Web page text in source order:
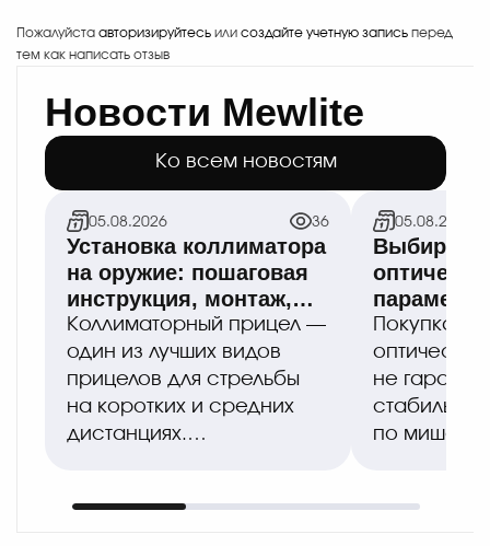
Пожалуйста авторизируйтесь или создайте учетную запись перед
тем как написать отзыв
Новости Mewlite
Ко всем новостям
05.08.2026 36
Установка коллиматора
на оружие: пошаговая
инструкция, монтаж,
пристрелка
Коллиматорный прицел —
один из лучших видов
прицелов для стрельбы
на коротких и средних
дистанциях.
широкий обзор
05.08.2026
Выбираем
Покупка
не
по мишени,
Охотники и